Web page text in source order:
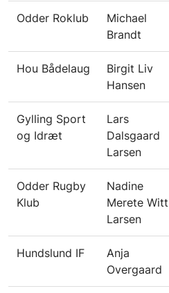
Odder Roklub
Michael
Brandt
Hou Bådelaug
Birgit Liv
Hansen
Gylling Sport
og Idræt
Lars
Dalsgaard
Larsen
Odder Rugby
Klub
Nadine
Merete Witt
Larsen
Hundslund IF
Anja
Overgaard